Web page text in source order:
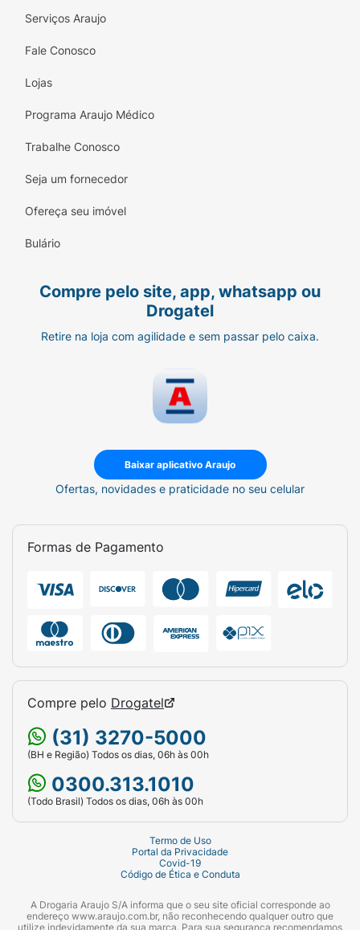
Serviços Araujo
Fale Conosco
Lojas
Programa Araujo Médico
Trabalhe Conosco
Seja um fornecedor
Ofereça seu imóvel
Bulário
Compre pelo site, app, whatsapp ou
Drogatel
Retire na loja com agilidade e sem passar pelo caixa.
Baixar aplicativo Araujo
Ofertas, novidades e praticidade no seu celular
Formas de Pagamento
Compre pelo Drogatel
(31) 3270-5000
(BH e Região) Todos os dias, 06h às 00h
0300.313.1010
(Todo Brasil) Todos os dias, 06h às 00h
Termo de Uso
Portal da Privacidade
Covid-19
Código de Ética e Conduta
A Drogaria Araujo S/A informa que o seu site oficial corresponde ao
endereço www.araujo.com.br, não reconhecendo qualquer outro que
utilize indevidamente da sua marca. Para sua segurança recomendamos